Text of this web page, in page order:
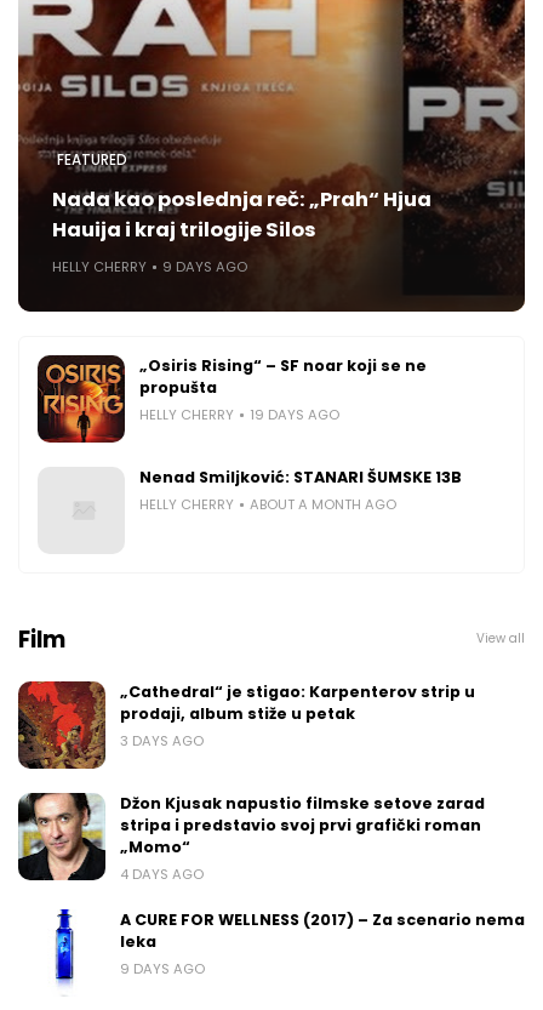
FEATURED
Nada kao poslednja reč: „Prah“ Hjua
Hauija i kraj trilogije Silos
HELLY CHERRY 9 DAYS AGO
„Osiris Rising“ – SF noar koji se ne
propušta
HELLY CHERRY 19 DAYS AGO
Nenad Smiljković: STANARI ŠUMSKE 13B
HELLY CHERRY ABOUT A MONTH AGO
Film View all
„Cathedral“ je stigao: Karpenterov strip u
prodaji, album stiže u petak
3 DAYS AGO
Džon Kjusak napustio filmske setove zarad
stripa i predstavio svoj prvi grafički roman
„Momo“
4 DAYS AGO
A CURE FOR WELLNESS (2017) – Za scenario nema
leka
9 DAYS AGO